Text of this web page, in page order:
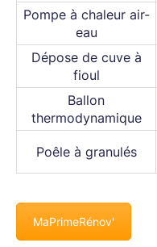
Pompe à chaleur air-
eau
Dépose de cuve à
fioul
Ballon
thermodynamique
Poêle à granulés
MaPrimeRénov'